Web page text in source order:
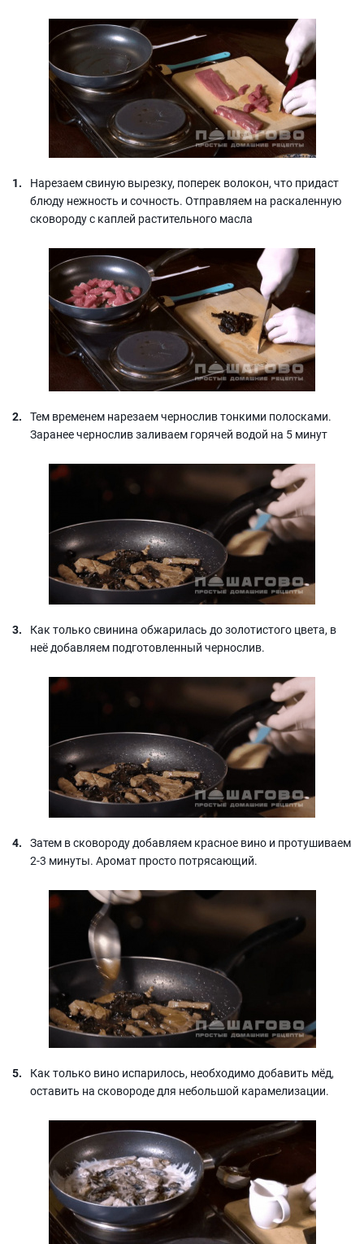
Нарезаем свиную вырезку, поперек волокон, что придаст
блюду нежность и сочность. Отправляем на раскаленную
сковороду с каплей растительного масла
Тем временем нарезаем чернослив тонкими полосками.
Заранее чернослив заливаем горячей водой на 5 минут
Как только свинина обжарилась до золотистого цвета, в
неё добавляем подготовленный чернослив.
Затем в сковороду добавляем красное вино и протушиваем
2-3 минуты. Аромат просто потрясающий.
Как только вино испарилось, необходимо добавить мёд,
оставить на сковороде для небольшой карамелизации.